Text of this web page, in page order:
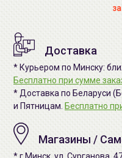
Доставка
* Курьером по Минску:
Бесплатно при сумме
* Доставка по Беларуси
и Пятницам. Бесплатно
Магазины /